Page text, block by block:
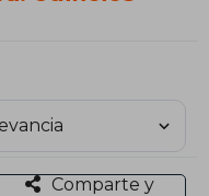
Comparte y